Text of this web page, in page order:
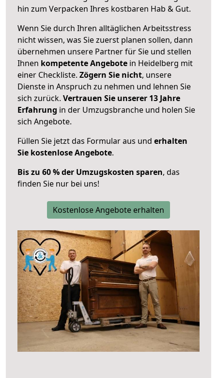
hin zum Verpacken Ihres kostbaren Hab & Gut.
Wenn Sie durch Ihren alltäglichen Arbeitsstress
nicht wissen, was Sie zuerst planen sollen, dann
übernehmen unsere Partner für Sie und stellen
Ihnen kompetente Angebote in Heidelberg mit
einer Checkliste. Zögern Sie nicht, unsere
Dienste in Anspruch zu nehmen und lehnen Sie
sich zurück. Vertrauen Sie unserer 13 Jahre
Erfahrung in der Umzugsbranche und holen Sie
sich Angebote.
Füllen Sie jetzt das Formular aus und erhalten
Sie kostenlose Angebote.
Bis zu 60 % der Umzugskosten sparen, das
finden Sie nur bei uns!
Kostenlose Angebote erhalten